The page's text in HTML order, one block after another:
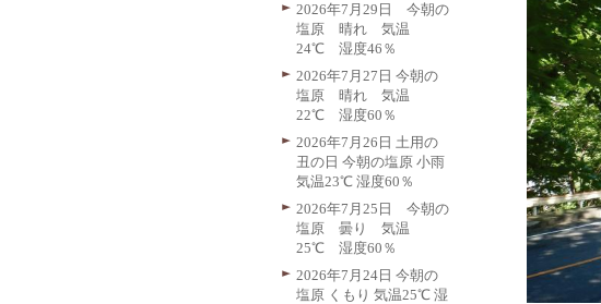
2026年7月29日 今朝の
塩原 晴れ 気温
24℃ 湿度46％
2026年7月27日 今朝の
塩原 晴れ 気温
22℃ 湿度60％
2026年7月26日 土用の
丑の日 今朝の塩原 小雨
気温23℃ 湿度60％
2026年7月25日 今朝の
塩原 曇り 気温
25℃ 湿度60％
2026年7月24日 今朝の
塩原 くもり 気温25℃ 湿